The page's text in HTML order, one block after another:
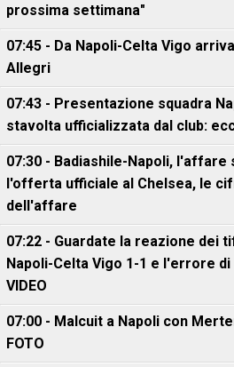
prossima settimana"
07:45 - Da Napoli-Celta Vigo
Allegri
07:43 - Presentazione squadra
stavolta ufficializzata dal club:
07:30 - Badiashile-Napoli,
l'offerta ufficiale al Chelsea, le
dell'affare
07:22 - Guardate la reazione dei
Napoli-Celta Vigo 1-1 e l'errore
VIDEO
07:00 - Malcuit a Napoli con
FOTO